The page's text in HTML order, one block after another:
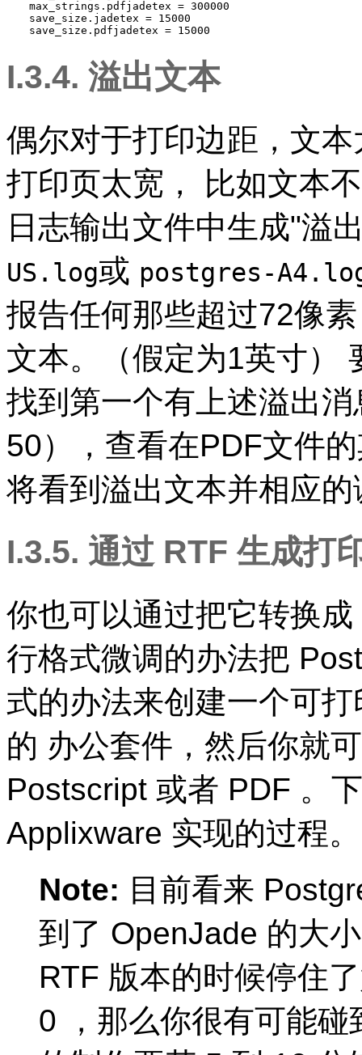
max_strings.pdfjadetex = 300000
save_size.jadetex = 15000
save_size.pdfjadetex = 15000
I.3.4. 溢出文本
偶尔对于打印边距，文
打印页太宽， 比如文本
日志输出文件中生成"溢
US.log或 postgres-
报告任何那些超过72像
文本。（假定为1英寸）
找到第一个有上述溢出
50），查看在PDF文件
将看到溢出文本并相应的
I.3.5. 通过 RTF 生成打
你也可以通过把它转换成
行格式微调的办法把
式的办法来创建一个可
的 办公套件，然后你就
Postscript 或者 PDF 。
Applixware 实现的过程。
Note: 目前看来
到了 OpenJade 的大
RTF 版本的时候停住
0 ，那么你很有可能